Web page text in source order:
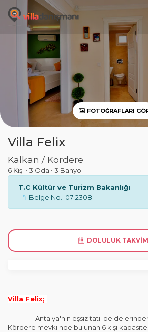
FOTOĞRAFLARI
Villa Felix
Kalkan / Kördere
6 Kişi • 3 Oda • 3 Banyo
T.C Kültür ve Turizm Bakanlığı
Belge No.: 07-2308
DOLULUK
Villa Felix;
Antalya'nın eşsiz tatil beldelerinden
Kördere mevkiinde bulunan 6 kişi